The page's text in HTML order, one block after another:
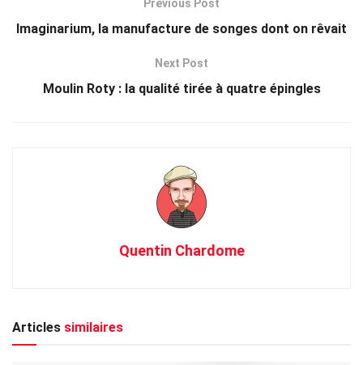
Previous Post
Imaginarium, la manufacture de songes dont on rêvait
Next Post
Moulin Roty : la qualité tirée à quatre épingles
Quentin Chardome
Articles similaires